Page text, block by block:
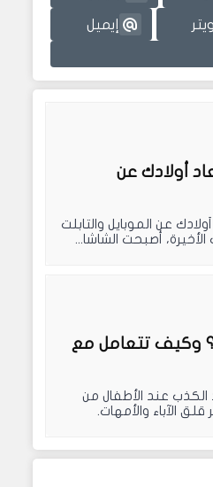
إيميل
أولادك عن
عن الموبايل والتابلت
أصبحت الشاشا...
وكيف تتعامل مع
الكذب عند الأطفال من
قلق الآباء والأمهات.